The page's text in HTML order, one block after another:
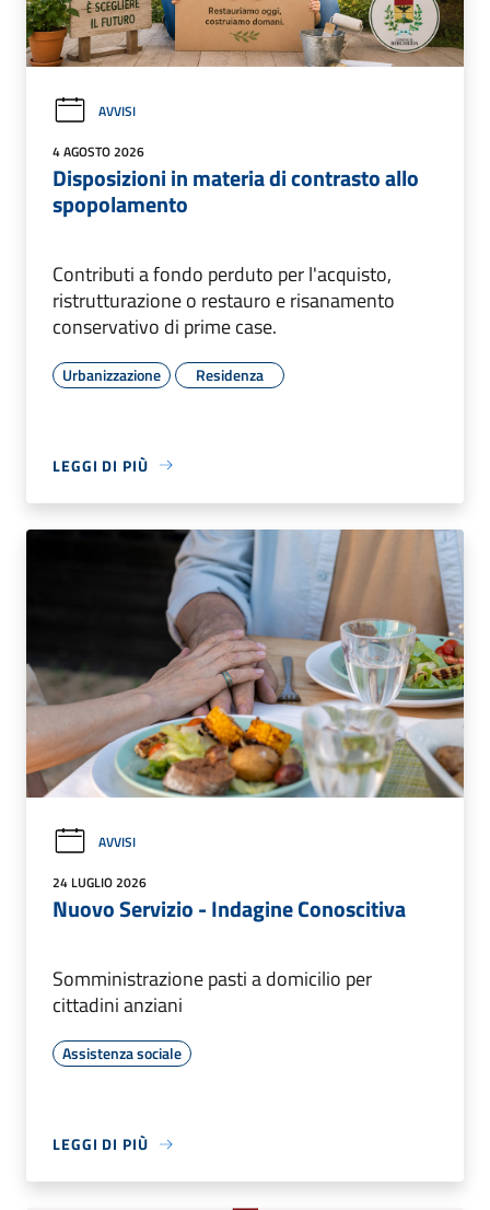
AVVISI
4 AGOSTO 2026
Disposizioni in materia di contrasto allo
spopolamento
Contributi a fondo perduto per l'acquisto,
ristrutturazione o restauro e risanamento
conservativo di prime case.
Urbanizzazione Residenza
LEGGI DI PIÙ
AVVISI
24 LUGLIO 2026
Nuovo Servizio - Indagine Conoscitiva
Somministrazione pasti a domicilio per
cittadini anziani
Assistenza sociale
LEGGI DI PIÙ